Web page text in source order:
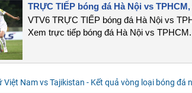
TRỰC TIẾP bóng đá Hà Nội vs
VTV6 TRỰC TIẾP bóng đá Hà Nội vs
Xem trực tiếp bóng đá Hà Nội vs
Việt Nam vs Tajikistan - Kết quả vòng loại bóng đá